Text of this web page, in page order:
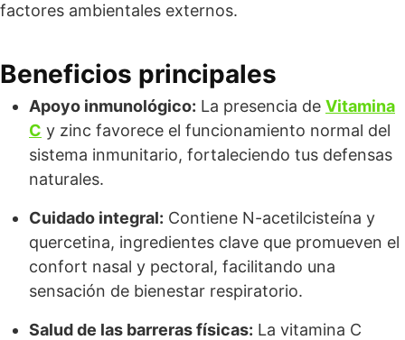
factores ambientales externos.
Beneficios principales
Apoyo inmunológico: La presencia de Vitamina
C y zinc favorece el funcionamiento normal del
sistema inmunitario, fortaleciendo tus defensas
naturales.
Cuidado integral: Contiene N-acetilcisteína y
quercetina, ingredientes clave que promueven el
confort nasal y pectoral, facilitando una
sensación de bienestar respiratorio.
Salud de las barreras físicas: La vitamina C